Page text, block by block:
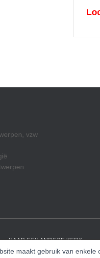
vzw
NAAR EEN ANDERE KERK
maakt gebruik van enkele